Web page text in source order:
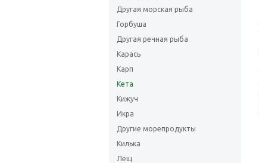
Другая морская рыба
Горбуша
Другая речная рыба
Карась
Карп
Кета
Кижуч
Икра
Другие морепродукты
Килька
Лещ